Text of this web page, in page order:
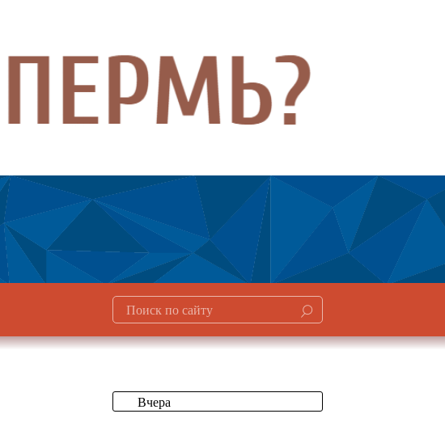
Вчера